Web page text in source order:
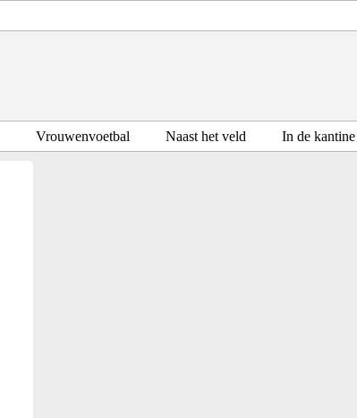
Vrouwenvoetbal Naast het veld In de kantine